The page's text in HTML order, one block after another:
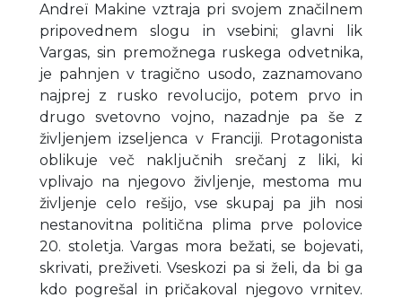
Andreï Makine vztraja pri svojem značilnem
pripovednem slogu in vsebini; glavni lik
Vargas, sin premožnega ruskega odvetnika,
je pahnjen v tragično usodo, zaznamovano
najprej z rusko revolucijo, potem prvo in
drugo svetovno vojno, nazadnje pa še z
življenjem izseljenca v Franciji. Protagonista
oblikuje več naključnih srečanj z liki, ki
vplivajo na njegovo življenje, mestoma mu
življenje celo rešijo, vse skupaj pa jih nosi
nestanovitna politična plima prve polovice
20. stoletja. Vargas mora bežati, se bojevati,
skrivati, preživeti. Vseskozi pa si želi, da bi ga
kdo pogrešal in pričakoval njegovo vrnitev.